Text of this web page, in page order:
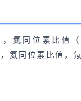
氮同位素比值
同位素比值，